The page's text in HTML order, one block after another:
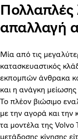
Πολλαπλές
απαλλαγή
Μία από τις
κατασκευαστικός
εκπομπών άνθρακα
και η ανάγκη
Το πλέον βιώσιμο
με την αγορά και
τα μοντέλα της Volvo
μετάδοσης κίνησης